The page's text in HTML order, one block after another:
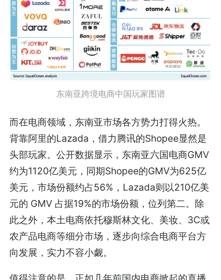
东南亚跨境电商中国玩家图谱
而在电商领域，东南亚市场各方势力打得火热。
背靠阿里的Lazada，借力腾讯的Shopee显然是
头部玩家。公开数据显示，东南亚六国电商GMV
约为1120亿美元，同期Shopee的GMV为625亿
美元，市场份额约占56%，Lazada则以210亿美
元的 GMV 占据19%的市场份额，位列第二。除
此之外，本土电商依托穆斯林文化、美妆、3C或
农产品电商等细分市场，逐步向综合电商平台方
向发展，实力不容小觑。